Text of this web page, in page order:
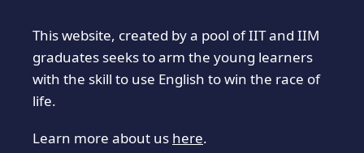
This website, created by a pool of IIT and IIM
graduates seeks to arm the young learners
with the skill to use English to win the race of
life.
Learn more about us here.